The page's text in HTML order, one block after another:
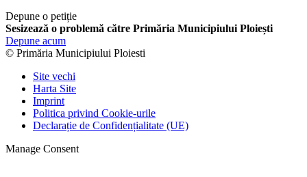
Depune o petiție
Sesizează o problemă către Primăria Municipiului Ploiești
Depune acum
© Primăria Municipiului Ploiesti
Site vechi
Harta Site
Imprint
Politica privind Cookie-urile
Declarație de Confidențialitate (UE)
Manage Consent